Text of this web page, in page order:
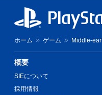
ホーム ゲーム Middle-
概要
SIEについて
採用情報